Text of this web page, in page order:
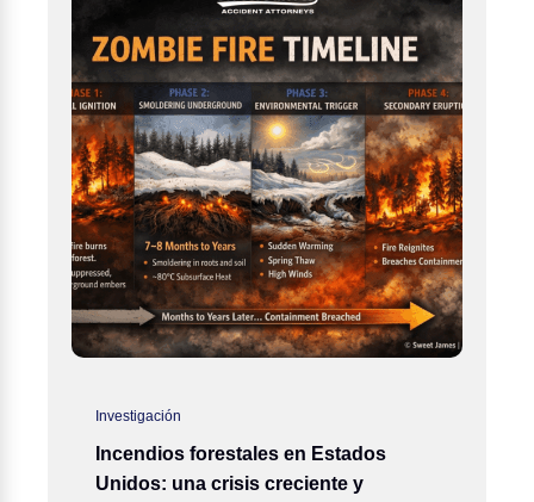
Investigación
Incendios forestales en Estados
Unidos: una crisis creciente y